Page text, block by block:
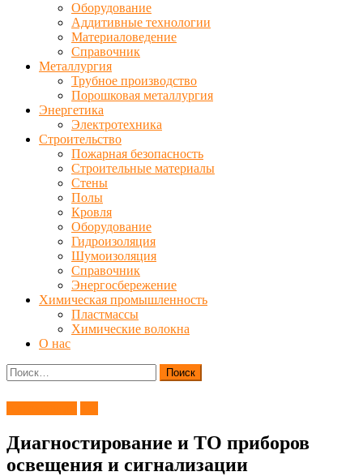
Оборудование
Аддитивные технологии
Материаловедение
Справочник
Металлургия
Трубное производство
Порошковая металлургия
Энергетика
Электротехника
Строительство
Пожарная безопасность
Строительные материалы
Стены
Полы
Кровля
Оборудование
Гидроизоляция
Шумоизоляция
Справочник
Энергосбережение
Химическая промышленность
Пластмассы
Химические волокна
О нас
Найти:
Диагностирование и ТО приборов
освещения и сигнализации